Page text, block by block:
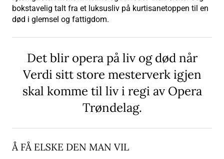
bokstavelig talt fra et luksusliv på kurtisanetoppen til en
død i glemsel og fattigdom.
Det blir opera på liv og død når
Verdi sitt store mesterverk igjen
skal komme til liv i regi av Opera
Trøndelag.
Å FÅ ELSKE DEN MAN VIL